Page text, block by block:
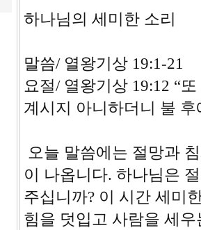
하나님의 세미한 소리
말씀/ 열왕기상 19:1-21
요절/ 열왕기상 19:12 “
계시지 아니하더니 불
오늘 말씀에는 절망과
이 나옵니다. 하나님은
주십니까? 이 시간 세미
힘을 덧입고 사람을 세